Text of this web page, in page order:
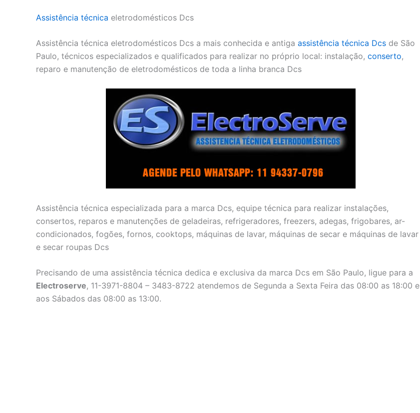
Assistência técnica eletrodomésticos Dcs
Assistência técnica eletrodomésticos Dcs a mais conhecida e antiga assistência técnica Dcs de São
Paulo, técnicos especializados e qualificados para realizar no próprio local: instalação, conserto,
reparo e manutenção de eletrodomésticos de toda a linha branca Dcs
Assistência técnica especializada para a marca Dcs, equipe técnica para realizar instalações,
consertos, reparos e manutenções de geladeiras, refrigeradores, freezers, adegas, frigobares, ar-
condicionados, fogões, fornos, cooktops, máquinas de lavar, máquinas de secar e máquinas de lavar
e secar roupas Dcs
Precisando de uma assistência técnica dedica e exclusiva da marca Dcs em São Paulo, ligue para a
Electroserve, 11-3971-8804 – 3483-8722 atendemos de Segunda a Sexta Feira das 08:00 as 18:00 e
aos Sábados das 08:00 as 13:00.